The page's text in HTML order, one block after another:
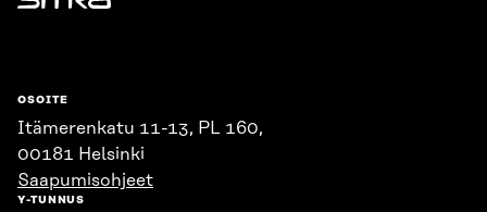
Sitra
OSOITE
Itämerenkatu 11-13, PL 160,
00181 Helsinki
Saapumisohjeet
Y-TUNNUS